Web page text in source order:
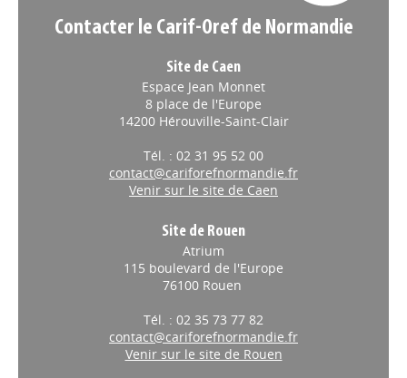
Site de Caen
Espace Jean Monnet
8 place de l'Europe
Tél. : 02 31 95 52 00
contact@cariforefnormandie.fr
Site de Rouen
Atrium
115 boulevard de l'Europe
Tél. : 02 35 73 77 82
contact@cariforefnormandie.fr